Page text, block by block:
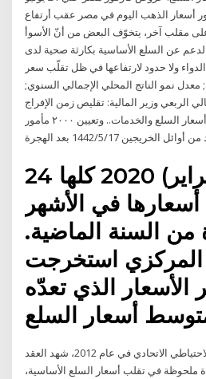
أسعار الذهب اليوم في مصر عقب أرتفاع
مقلب آخر، يتخوّف البعض من أنّ الأسوأ
عن السلع الأساسية بكارثة صحية لدى
ولا حدود لارتفاعها في ظل تقلّب سعر
معدل نمو الناتج المحلي الإجمالي السنوي;
الربعي وزير المالية: تقليص زمن الإفراج
الجمركى لأقل من يوم لخفض أسعار السلع والخدمات.. وتعيين ٢٠٠٠ مأمور
الخريجين 17‏‏/5‏‏/1442 بعد الهجرة
24 شباط (فبراير) 2020 كلها
في الأشهر
من السنة الماضية.
المركزي استخرجت
الذي تعدّه
ووفقا لورقة نشرها مجلس الاحتياطي الاتحادي في عام 2012، شهد العقد
2002 و 2012 زيادة ملحوظة في تقلب أسعار السلع الأساسية،